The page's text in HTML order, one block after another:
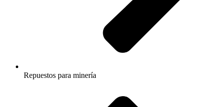
Repuestos para minería